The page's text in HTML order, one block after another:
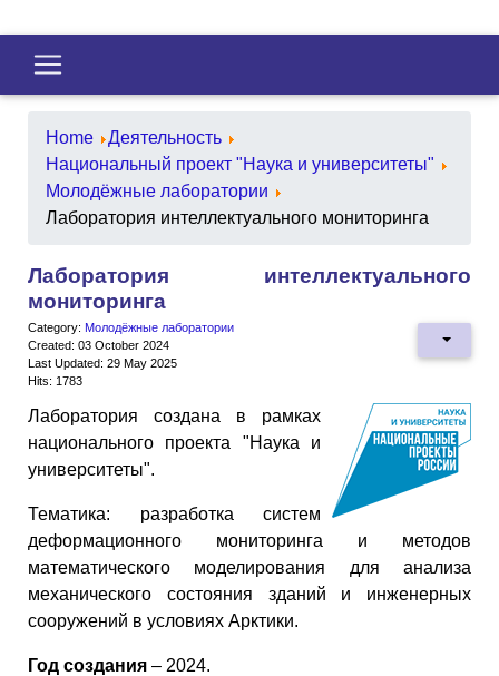
Home
Деятельность
Национальный проект "Наука и университеты"
Молодёжные лаборатории
Лаборатория интеллектуального мониторинга
Лаборатория интеллектуального
мониторинга
Category: Молодёжные лаборатории
Created: 03 October 2024
Last Updated: 29 May 2025
Hits: 1783
Лаборатория создана в рамках
национального проекта "Наука и
университеты".
Тематика: разработка систем
деформационного мониторинга и методов
математического моделирования для анализа
механического состояния зданий и инженерных
сооружений в условиях Арктики.
Год создания – 2024.